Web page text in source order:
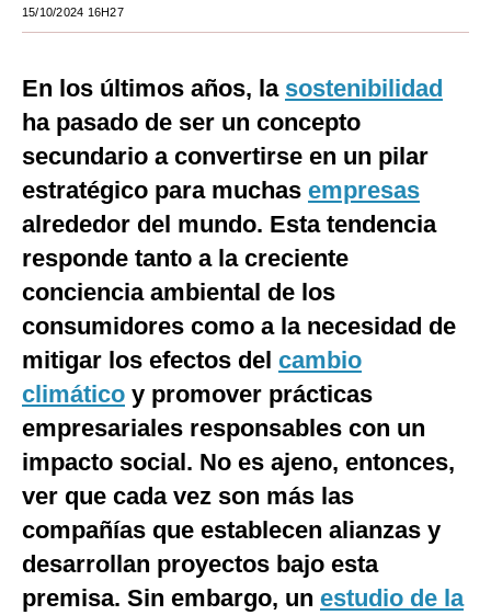
Tecnología
Club del Suscriptor
G de Gestión
Notas Contratadas
Gestión TV
Videos
Fotogalerías
gestion.pe
¿quiénes
Somos?
15/10/2024 16H27
En los últimos años, la sostenibilidad
ha pasado de ser un concepto
secundario a convertirse en un pilar
estratégico para muchas empresas
alrededor del mundo. Esta tendencia
responde tanto a la creciente
conciencia ambiental de los
consumidores como a la necesidad de
mitigar los efectos del cambio
climático y promover prácticas
empresariales responsables con un
impacto social. No es ajeno, entonces,
ver que cada vez son más las
compañías que establecen alianzas y
desarrollan proyectos bajo esta
premisa. Sin embargo, un estudio de la